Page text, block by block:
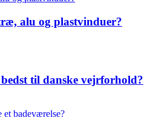
alu og plastvinduer?
til danske vejrforhold?